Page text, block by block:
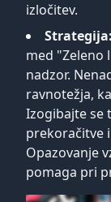
izločitev.
Strategija:
med "Zeleno
nadzor.
ravnotežja,
Izogibajte se
prekoračitve
Opazovanje
pomaga pri